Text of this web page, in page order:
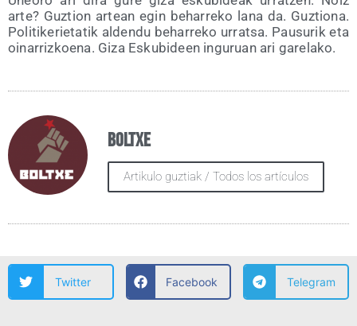
arte? Guz­tion artean egin beha­rre­ko lana da. Guz­tio­na.
Poli­ti­ke­rie­ta­tik alden­du beha­rre­ko urrat­sa. Pau­su­rik eta
oina­rriz­koe­na. Giza Esku­bi­deen ingu­ruan ari garelako.
Boltxe
Artikulo guztiak / Todos los artículos
Twitter Facebook Telegram